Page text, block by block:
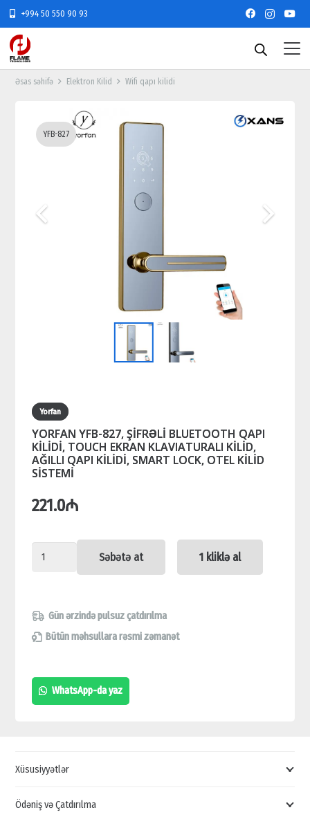
+994 50 550 90 93
Əsas səhifə Elektron Kilid Wifi qapı kilidi
YFB-827
Yorfan
YORFAN YFB-827, ŞİFRƏLİ BLUETOOTH QAPI
KİLİDİ, TOUCH EKRAN KLAVIATURALI KİLİD,
AĞILLI QAPI KİLİDİ, SMART LOCK, OTEL KİLİD
SİSTEMİ
221.0₼
YORFAN
ŞİFRƏLİ
BLUETOOTH
KİLİDİ,
TOUCH
QAPI
Səbətə at 1 kliklə al
Gün ərzində pulsuz çatdırılma
Bütün məhsullara rəsmi zəmanət
WhatsApp-da yaz
Xüsusiyyətlər
Ödəniş və Çatdırılma